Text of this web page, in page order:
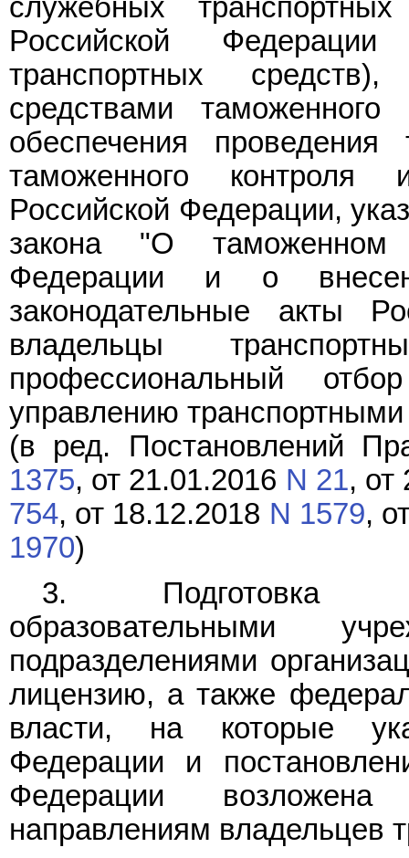
служебных
Российской
транспортных
средствами
обеспечения
таможенного контроля
Российской Федерации,
закона "О таможенном
Федерации и о
законодательные акты
владельцы
профессиональный
управлению
(в ред. Постановлений
1375, от 21.01.2016 N 21, от
754, от 18.12.2018 N 1579,
1970)
3. Подготовка
образовательными
подразделениями
лицензию, а также
власти, на которые
Федерации и
Федерации
направлениям владельцев